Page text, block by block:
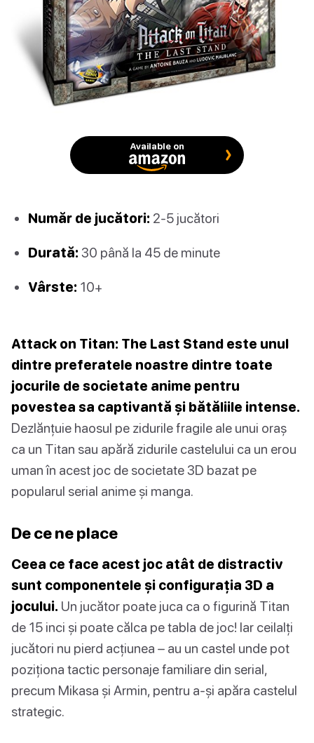
Available on
Număr de jucători: 2-5 jucători
Durată: 30 până la 45 de minute
Vârste: 10+
Attack on Titan: The Last Stand este unul
dintre preferatele noastre dintre toate
jocurile de societate anime pentru
povestea sa captivantă și bătăliile intense.
Dezlănțuie haosul pe zidurile fragile ale unui oraș
ca un Titan sau apără zidurile castelului ca un erou
uman în acest joc de societate 3D bazat pe
popularul serial anime și manga.
De ce ne place
Ceea ce face acest joc atât de distractiv
sunt componentele și configurația 3D a
jocului. Un jucător poate juca ca o figurină Titan
de 15 inci și poate călca pe tabla de joc! Iar ceilalți
jucători nu pierd acțiunea – au un castel unde pot
poziționa tactic personaje familiare din serial,
precum Mikasa și Armin, pentru a-și apăra castelul
strategic.